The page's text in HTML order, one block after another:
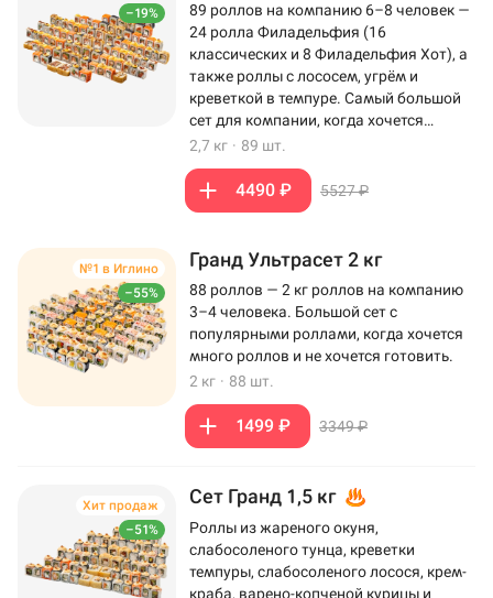
–19%
89 роллов на компанию 6–8 человек —
24 ролла Филадельфия (16
классических и 8 Филадельфия Хот), а
также роллы с лососем, угрём и
креветкой в темпуре. Самый большой
сет для компании, когда хочется
максимум роллов на столе.
2,7 кг · 89 шт.
4490 ₽ 5527 ₽
–55%
№1 в Иглино Гранд Ультрасет 2 кг
88 роллов — 2 кг роллов на компанию
3–4 человека. Большой сет с
популярными роллами, когда хочется
много роллов и не хочется готовить.
2 кг · 88 шт.
1499 ₽ 3349 ₽
–51%
Хит продаж Сет Гранд 1,5 кг
Роллы из жареного окуня,
слабосоленого тунца, креветки
темпуры, слабосоленого лосося, крем-
краба, варено-копченой курицы и